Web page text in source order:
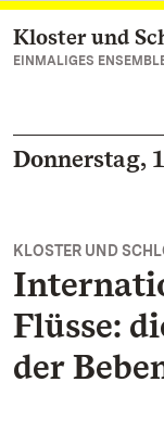
Zum
Kloster und
EINMALIGES
Donnerstag,
KLOSTER UND
Flüsse:
der